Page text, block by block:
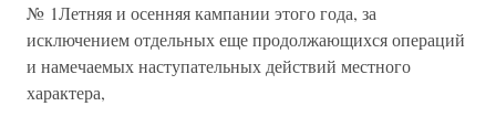
№ 1Летняя и осенняя кампании этого года, за
исключением отдельных еще продолжающихся операций
и намечаемых наступательных действий местного
характера,